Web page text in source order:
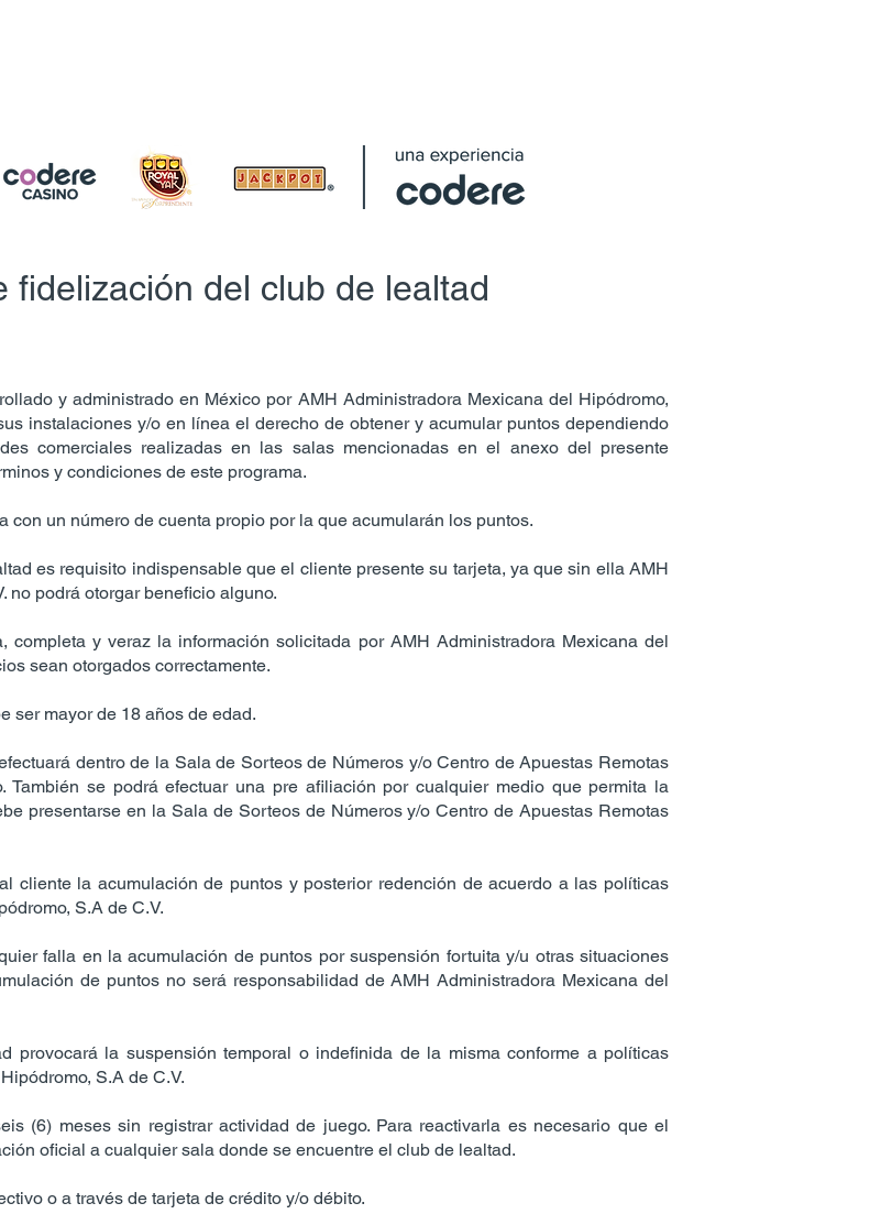
fidelización del club de lealtad
y administrado en México por AMH Administradora Mexicana del Hipódromo,
instalaciones y/o en línea el derecho de obtener y acumular puntos dependiendo
comerciales realizadas en las salas mencionadas en el anexo del presente
y condiciones de este programa.
un número de cuenta propio por la que acumularán los puntos.
es requisito indispensable que el cliente presente su tarjeta, ya que sin ella AMH
no podrá otorgar beneficio alguno.
y veraz la información solicitada por AMH Administradora Mexicana del
sean otorgados correctamente.
ser mayor de 18 años de edad.
dentro de la Sala de Sorteos de Números y/o Centro de Apuestas Remotas
También se podrá efectuar una pre afiliación por cualquier medio que permita la
presentarse en la Sala de Sorteos de Números y/o Centro de Apuestas Remotas
cliente la acumulación de puntos y posterior redención de acuerdo a las políticas
S.A de C.V.
falla en la acumulación de puntos por suspensión fortuita y/u otras situaciones
de puntos no será responsabilidad de AMH Administradora Mexicana del
la suspensión temporal o indefinida de la misma conforme a políticas
S.A de C.V.
(6) meses sin registrar actividad de juego. Para reactivarla es necesario que el
oficial a cualquier sala donde se encuentre el club de lealtad.
o a través de tarjeta de crédito y/o débito.